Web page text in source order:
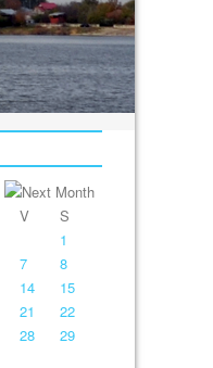
V
S
1
7
8
14
15
21
22
28
29